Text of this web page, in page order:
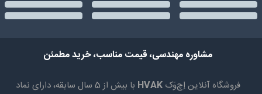
مشاوره مهندسی، قیمت مناسب، خرید مطمئن
فروشگاه آنلاین اِچ‌وَک HVAK
با بیش از 5 سال سابقه، دارای نماد